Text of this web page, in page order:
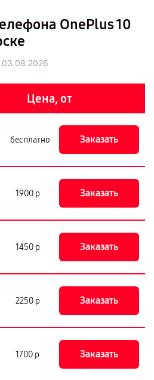
OnePlus 10
03.08.2026
Цена, от
бесплатно Заказать
1900 р Заказать
1450 р Заказать
2250 р Заказать
1700 р Заказать